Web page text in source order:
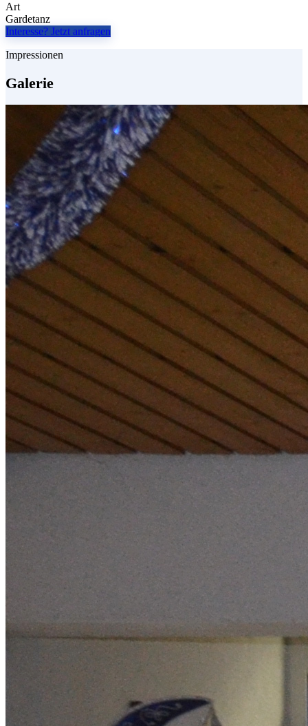
Art
Gardetanz
Interesse? Jetzt anfragen
Impressionen
Galerie